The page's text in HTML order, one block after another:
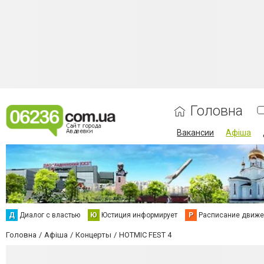
Головна
Вакансии Афіша
Д Диалог с властью Ю Юстиция информирует Р Расписание
Головна Афіша Концерты HOTMIC FEST 4